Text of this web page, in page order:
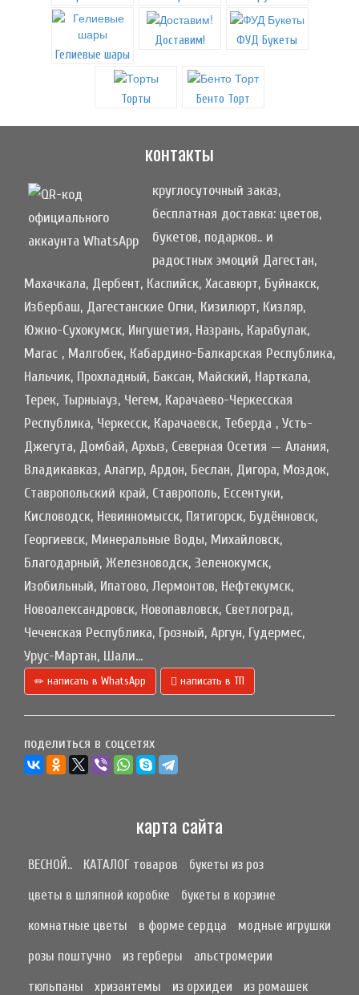
Гелиевые шары
Доставим! ФУД Букеты
Торты Бенто Торт
контакты
круглосуточный заказ,
бесплатная доставка: цветов,
букетов, подарков.. и
радостных эмоций Дагестан,
Махачкала, Дербент, Каспийск, Хасавюрт, Буйнакск,
Избербаш, Дагестанские Огни, Кизилюрт, Кизляр,
Южно-Сухокумск, Ингушетия, Назрань, Карабулак,
Магас , Малгобек, Кабардино-Балкарская Республика,
Нальчик, Прохладный, Баксан, Майский, Нарткала,
Терек, Тырныауз, Чегем, Карачаево-Черкесская
Республика, Черкесск, Карачаевск, Теберда , Усть-
Джегута, Домбай, Архыз, Северная Осетия — Алания,
Владикавказ, Алагир, Ардон, Беслан, Дигора, Моздок,
Ставропольский край, Ставрополь, Ессентуки,
Кисловодск, Невинномысск, Пятигорск, Будённовск,
Георгиевск, Минеральные Воды, Михайловск,
Благодарный, Железноводск, Зеленокумск,
Изобильный, Ипатово, Лермонтов, Нефтекумск,
Новоалександровск, Новопавловск, Светлоград,
Чеченская Республика, Грозный, Аргун, Гудермес,
Урус-Мартан, Шали...
написать в WhatsApp написать в ТП
поделиться в соцсетях
карта сайта
ВЕСНОЙ.. КАТАЛОГ товаров
букеты из роз
цветы в шляпной коробке
букеты в корзине
комнатные цветы
в форме сердца
модные игрушки
розы поштучно
из герберы
альстромерии
тюльпаны
хризантемы из орхидеи
из ромашек